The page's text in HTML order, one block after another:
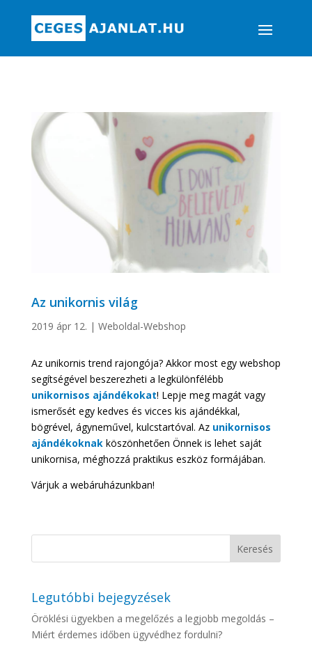
Az unikornis világ
2019 ápr 12. | Weboldal-Webshop
Az unikornis trend rajongója? Akkor most egy webshop
segítségével beszerezheti a legkülönfélébb
unikornisos ajándékokat! Lepje meg magát vagy
ismerősét egy kedves és vicces kis ajándékkal,
bögrével, ágyneművel, kulcstartóval. Az unikornisos
ajándékoknakköszönhetően Önnek is lehet saját
unikornisa, méghozzá praktikus eszköz formájában.
Várjuk a webáruházunkban!
Legutóbbi bejegyzések
Öröklési ügyekben a megelőzés a legjobb megoldás –
Miért érdemes időben ügyvédhez fordulni?